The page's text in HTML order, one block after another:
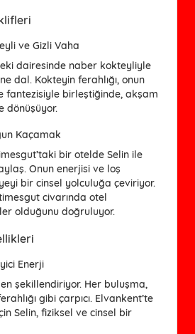
ve Gizli Vaha
dairesinde naber kokteyliyle
dal. Kokteyin ferahlığı, onun
fantezisiyle birleştiğinde, akşam
dönüşüyor.
Kaçamak
bir otelde Selin ile
Onun enerjisi ve loş
bir cinsel yolculuğa çeviriyor.
civarında otel
olduğunu doğruluyor.
Enerji
şekillendiriyor. Her buluşma,
gibi çarpıcı. Elvankent’te
Selin, fiziksel ve cinsel bir